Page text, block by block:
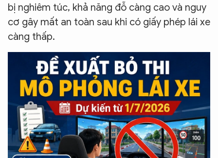
bị nghiêm túc, khả năng đỗ càng cao và nguy
cơ gây mất an toàn sau khi có giấy phép lái xe
càng thấp.